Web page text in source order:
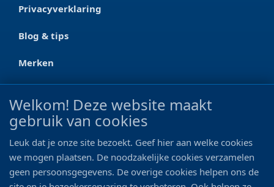
Privacyverklaring
Blog & tips
Merken
CONTACT
Ootmarsumseweg 125a
0546 - 622 990
06 - 11 19 81 42
Welkom! Deze website maakt
gebruik van cookies
Leuk dat je onze site bezoekt. Geef hier aan welke cookies
we mogen plaatsen. De noodzakelijke cookies verzamelen
geen persoonsgegevens. De overige cookies helpen ons de